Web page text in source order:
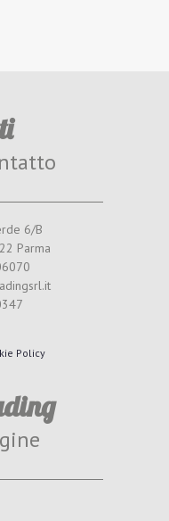
6/B
Parma
Policy